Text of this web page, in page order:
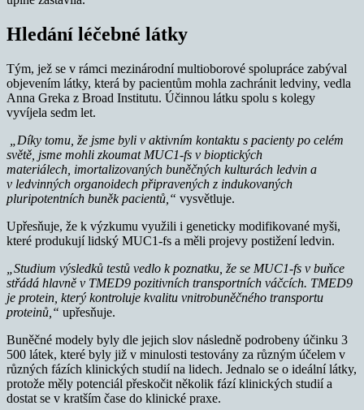
Hledání léčebné látky
Tým, jež se v rámci mezinárodní multioborové spolupráce zabýval
objevením látky, která by pacientům mohla zachránit ledviny, vedla
Anna Greka z Broad Institutu. Účinnou látku spolu s kolegy
vyvíjela sedm let.
„Díky tomu, že jsme byli v aktivním kontaktu s pacienty po celém
světě, jsme mohli zkoumat MUC1-fs v bioptických
materiálech, imortalizovaných buněčných kulturách ledvin a
v ledvinných organoidech připravených z indukovaných
pluripotentních buněk pacientů,“ vysvětluje.
Upřesňuje, že k výzkumu využili i geneticky modifikované myši,
které produkují lidský MUC1-fs a měli projevy postižení ledvin.
„Studium výsledků testů vedlo k poznatku, že se MUC1-fs v buňce
střádá hlavně v TMED9 pozitivních transportních váčcích. TMED9
je protein, který kontroluje kvalitu vnitrobuněčného transportu
proteinů,“ upřesňuje.
Buněčné modely byly dle jejich slov následně podrobeny účinku 3
500 látek, které byly již v minulosti testovány za různým účelem v
různých fázích klinických studií na lidech. Jednalo se o ideální látky,
protože měly potenciál přeskočit několik fází klinických studií a
dostat se v kratším čase do klinické praxe.